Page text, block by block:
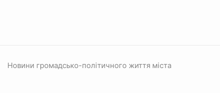
Новини громадсько-політичного життя міста